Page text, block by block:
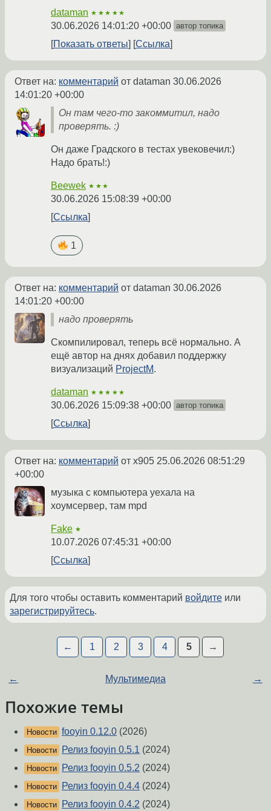
dataman ★★★★★
30.06.2026 14:01:20 +00:00 автор топика
Показать ответы Ссылка
Ответ на: комментарий от dataman 30.06.2026
14:01:20 +00:00
Он там чего-то закоммитил, надо
проверять. :)
Он даже Градского в тестах увековечил:)
Надо брать!:)
Beewek ★★★
30.06.2026 15:08:39 +00:00
Ссылка
1
Ответ на: комментарий от dataman 30.06.2026
14:01:20 +00:00
надо проверять
Скомпилировал, теперь всё нормально. А
ещё автор на днях добавил поддержку
визуализаций ProjectM.
dataman ★★★★★
30.06.2026 15:09:38 +00:00 автор топика
Ссылка
Ответ на: комментарий от x905 25.06.2026 08:51:29
+00:00
музыка с компьютера уехала на
хоумсервер, там mpd
Fake ★
10.07.2026 07:45:31 +00:00
Ссылка
Для того чтобы оставить комментарий войдите или
зарегистрируйтесь.
← 1 2 3 4 5 →
← Мультимедиа →
Похожие темы
Новости fooyin 0.12.0 (2026)
Новости Релиз fooyin 0.5.1 (2024)
Новости Релиз fooyin 0.5.2 (2024)
Новости Релиз fooyin 0.4.4 (2024)
Новости Релиз fooyin 0.4.2 (2024)